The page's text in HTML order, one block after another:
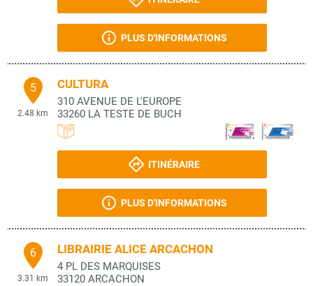
PLUS D'INFORMATIONS
5
2.48 km
CULTURA
310 AVENUE DE L'EUROPE
33260 LA TESTE DE BUCH
ITINÉRAIRE
PLUS D'INFORMATIONS
6
3.31 km
LIBRAIRIE ALICE ARCACHON
4 PL DES MARQUISES
33120 ARCACHON